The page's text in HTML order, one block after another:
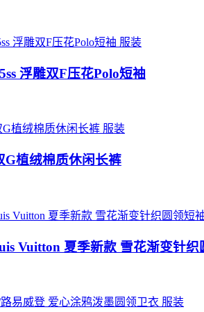
服装
浮雕双F压花Polo短袖
服装
G植绒棉质休闲长裤
Vuitton 夏季新款 雪花渐变针织
服装